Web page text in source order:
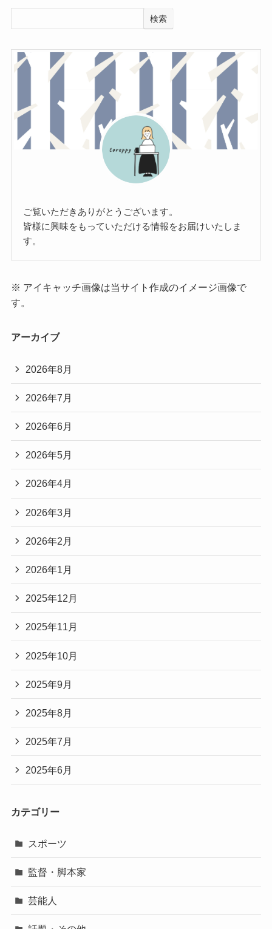
検索
ご覧いただきありがとうございます。
皆様に興味をもっていただける情報をお届けいたしま
す。
※ アイキャッチ画像は当サイト作成のイメージ画像で
す。
アーカイブ
2026年8月
2026年7月
2026年6月
2026年5月
2026年4月
2026年3月
2026年2月
2026年1月
2025年12月
2025年11月
2025年10月
2025年9月
2025年8月
2025年7月
2025年6月
カテゴリー
スポーツ
監督・脚本家
芸能人